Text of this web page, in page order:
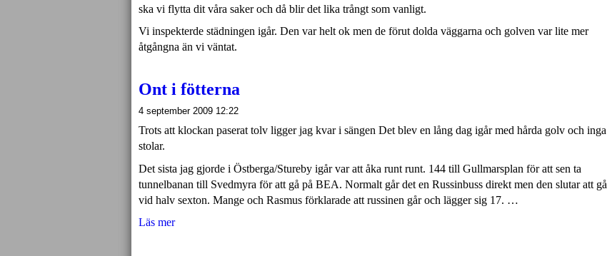
ska vi flytta dit våra saker och då blir det lika trångt som vanligt.
Vi inspekterde städningen igår. Den var helt ok men de förut dolda väggarna och golven var lite mer
åtgångna än vi väntat.
Ont i fötterna
4 september 2009 12:22
Trots att klockan paserat tolv ligger jag kvar i sängen Det blev en lång dag igår med hårda golv och inga
stolar.
Det sista jag gjorde i Östberga/Stureby igår var att åka runt runt. 144 till Gullmarsplan för att sen ta
tunnelbanan till Svedmyra för att gå på BEA. Normalt går det en Russinbuss direkt men den slutar att gå
vid halv sexton. Mange och Rasmus förklarade att russinen går och lägger sig 17. …
Läs mer